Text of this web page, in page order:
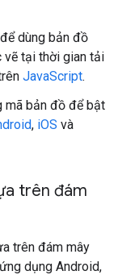
dùng bản đồ
tại thời gian tải
JavaScript.
mã bản đồ để bật
, iOS và
trên đám
trên đám mây
dụng Android,